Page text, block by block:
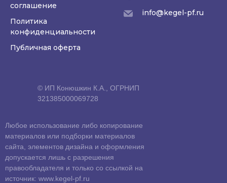
соглашение
Политика
конфиденциальности
Публичная оферта
info@kegel-pf.ru
Любое использование либо копирование
материалов или подборки материалов
сайта, элементов дизайна и оформления
допускается лишь с разрешения
правообладателя и только со ссылкой на
источник: www.kegel-pf.ru
© ИП Конюшкин К.А., ОГРНИП
321385000069728